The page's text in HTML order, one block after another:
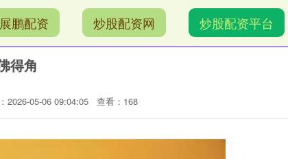
展鹏配资 炒股配资网 炒股配资平台
得角
2026-05-06 09:04:05 查看：168